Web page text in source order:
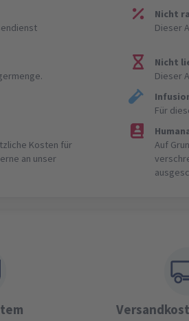
Nicht
Dieser
Nicht
Dieser
Für
Kosten für
an unser
Auf